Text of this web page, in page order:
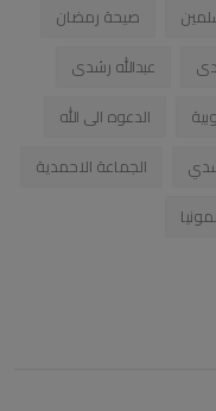
صيحة رمضان
عبدالله رشدى
الدعوه الى الله
الجماعة الاحمدية